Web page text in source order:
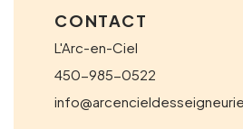
CONTACT
L'Arc-en-Ciel
450-985-0522